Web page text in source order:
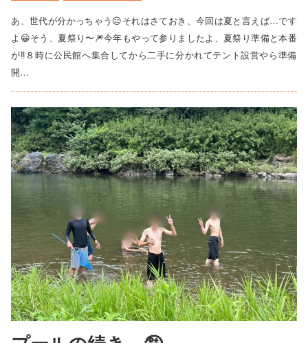
あ、世代が分かっちゃう😑それはさておき、今回は夏と言えば…です
よ😀そう、夏祭り〜🎆今年もやって参りましたよ、夏祭り準備と本番
が‼️８時に公民館へ集合してから二手に分かれてテント設営やら準備
開…